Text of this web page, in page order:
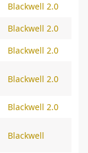
Blackwell 2.0
Blackwell 2.0
Blackwell 2.0
Blackwell 2.0
Blackwell 2.0
Blackwell